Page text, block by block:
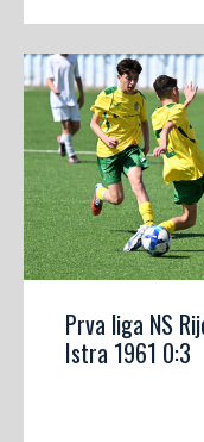
Prva liga NS
Istra 1961 0:3